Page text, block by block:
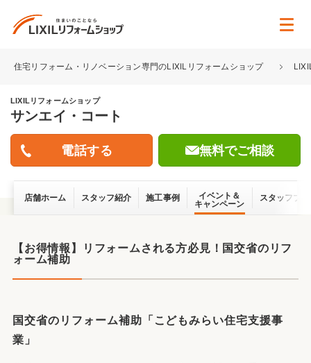
住宅リフォーム・リノベーション専門のLIXILリフォームショップ
LIXILリフォームショップ
サンエイ・コート
無料でご相談
店舗ホーム スタッフ紹介 施工事例
イベント＆
キャンペーン
スタッフブ
【お得情報】リフォームされる方必見！国交省のリフ
ォーム補助
国交省のリフォーム補助「こどもみらい住宅支援事
業」